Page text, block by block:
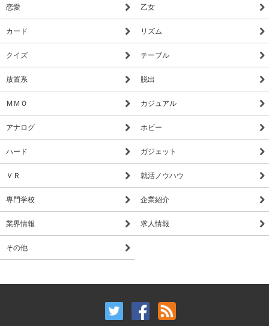
恋愛 乙女
カード リズム
クイズ テーブル
放置系 脱出
ＭＭＯ カジュアル
アナログ ホビー
ハード ガジェット
ＶＲ 就活ノウハウ
専門学校 企業紹介
業界情報 求人情報
その他